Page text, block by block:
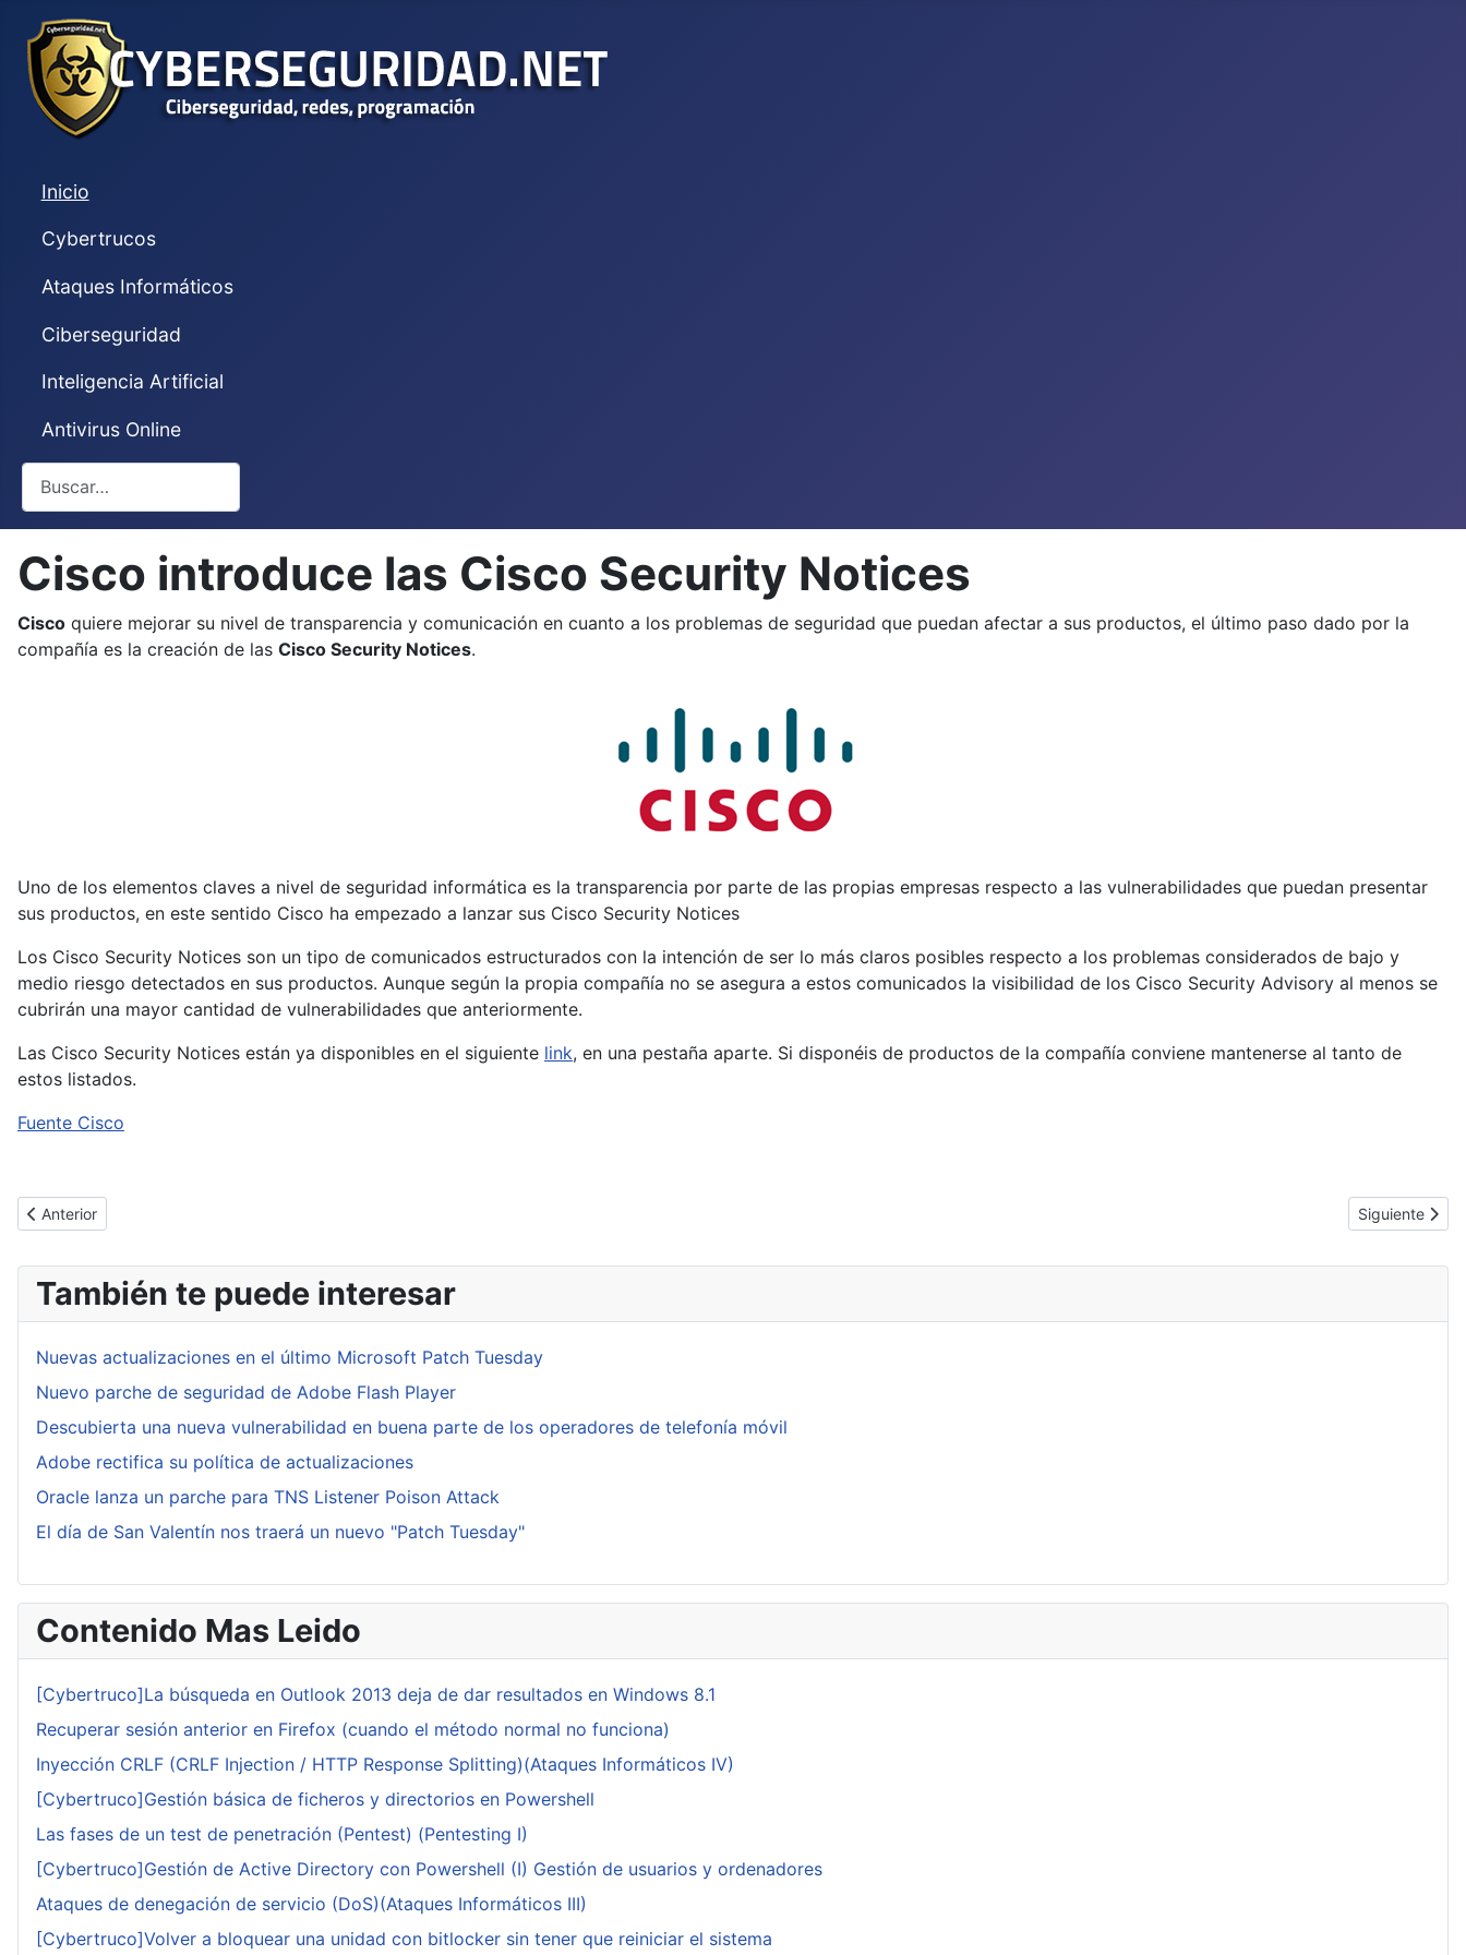
Inicio
Cybertrucos
Ataques Informáticos
Ciberseguridad
Inteligencia Artificial
Antivirus Online
Buscar
Cisco introduce las Cisco Security Notices
Cisco quiere mejorar su nivel de transparencia y comunicación en cuanto a los problemas de seguridad que puedan afectar a sus productos, el último paso dado por la
compañía es la creación de las Cisco Security Notices.
Uno de los elementos claves a nivel de seguridad informática es la transparencia por parte de las propias empresas respecto a las vulnerabilidades que puedan presentar
sus productos, en este sentido Cisco ha empezado a lanzar sus Cisco Security Notices
Los Cisco Security Notices son un tipo de comunicados estructurados con la intención de ser lo más claros posibles respecto a los problemas considerados de bajo y
medio riesgo detectados en sus productos. Aunque según la propia compañía no se asegura a estos comunicados la visibilidad de los Cisco Security Advisory al menos se
cubrirán una mayor cantidad de vulnerabilidades que anteriormente.
Las Cisco Security Notices están ya disponibles en el siguiente link, en una pestaña aparte. Si disponéis de productos de la compañía conviene mantenerse al tanto de
estos listados.
Fuente Cisco
Artículo anterior: Oracle lanza 86 actualizaciones para diversos productos
Anterior Artículo
Siguiente
También te puede interesar
Nuevas actualizaciones en el último Microsoft Patch Tuesday
Nuevo parche de seguridad de Adobe Flash Player
Descubierta una nueva vulnerabilidad en buena parte de los operadores de telefonía móvil
Adobe rectifica su política de actualizaciones
Oracle lanza un parche para TNS Listener Poison Attack
El día de San Valentín nos traerá un nuevo "Patch Tuesday"
Contenido Mas Leido
[Cybertruco]La búsqueda en Outlook 2013 deja de dar resultados en Windows 8.1
Recuperar sesión anterior en Firefox (cuando el método normal no funciona)
Inyección CRLF (CRLF Injection / HTTP Response Splitting)(Ataques Informáticos IV)
[Cybertruco]Gestión básica de ficheros y directorios en Powershell
Las fases de un test de penetración (Pentest) (Pentesting I)
[Cybertruco]Gestión de Active Directory con Powershell (I) Gestión de usuarios y ordenadores
Ataques de denegación de servicio (DoS)(Ataques Informáticos III)
[Cybertruco]Volver a bloquear una unidad con bitlocker sin tener que reiniciar el sistema